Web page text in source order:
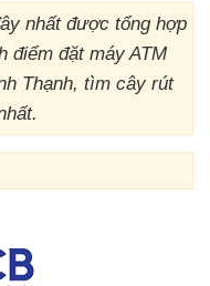
nhất được tổng hợp
điểm đặt máy ATM
Thạnh, tìm cây rút